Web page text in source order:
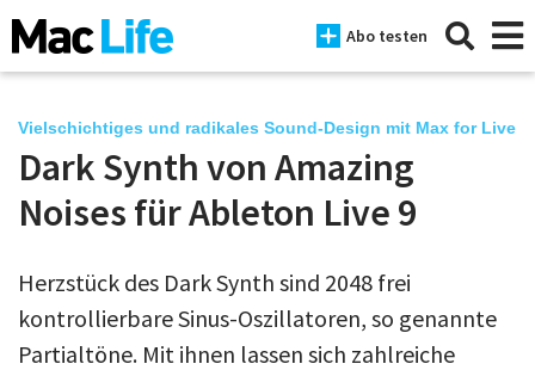
Abo testen
News
Mac
iPad
Vielschichtiges und radikales Sound-Design mit Max for Live
Dark Synth von Amazing
Noises für Ableton Live 9
Herzstück des Dark Synth sind 2048 frei
kontrollierbare Sinus-Oszillatoren, so genannte
Partialtöne. Mit ihnen lassen sich zahlreiche